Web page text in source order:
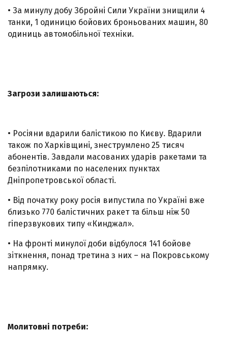
• За минулу добу Збройні Сили України знищили 4
танки, 1 одиницю бойових броньованих машин, 80
одиниць автомобільної техніки.
Загрози залишаються:
• Росіяни вдарили балістикою по Києву. Вдарили
також по Харківщині, знеструмлено 25 тисяч
абонентів. Завдали масованих ударів ракетами та
безпілотниками по населених пунктах
Дніпропетровської області.
• Від початку року росія випустила по Україні вже
близько 770 балістичних ракет та більш ніж 50
гіперзвукових типу «Кинджал».
• На фронті минулої доби відбулося 141 бойове
зіткнення, понад третина з них – на Покровському
напрямку.
Молитовні потреби: